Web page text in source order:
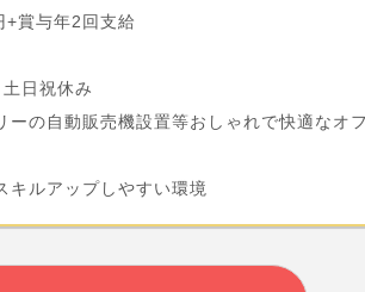
賞与年2回支給
日祝休み
ーの自動販売機設置等おしゃれで快適なオ
キルアップしやすい環境